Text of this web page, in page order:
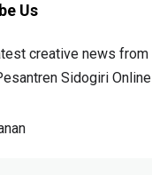
Us
creative news from
Sidogiri Online